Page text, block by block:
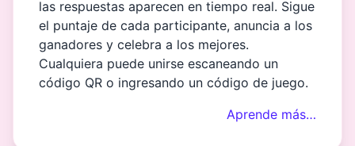
las respuestas aparecen en tiempo real. Sigue
el puntaje de cada participante, anuncia a los
ganadores y celebra a los mejores.
Cualquiera puede unirse escaneando un
código QR o ingresando un código de juego.
Aprende más…